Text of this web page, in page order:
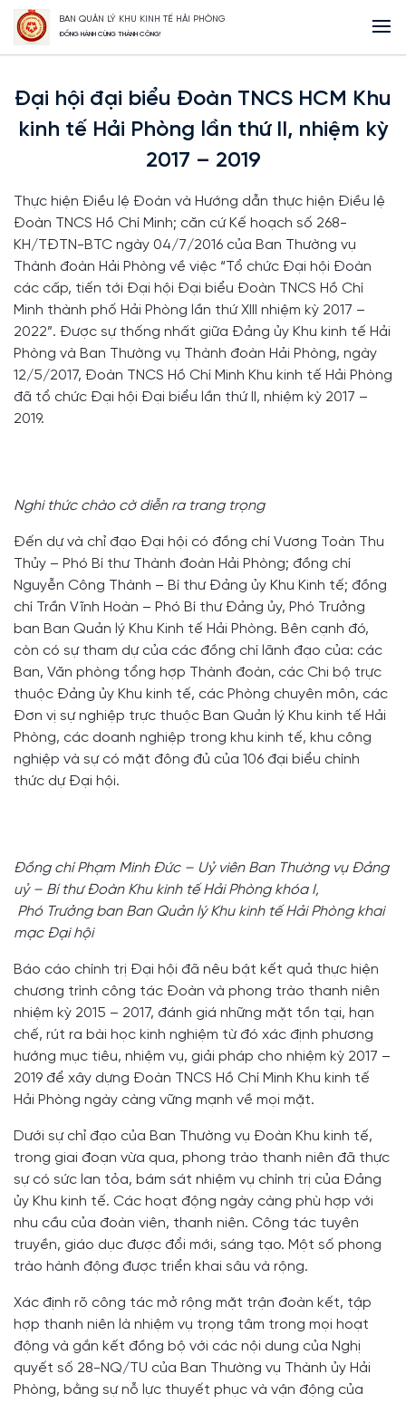
BAN QUẢN LÝ KHU KINH TẾ HẢI PHÒNG
ĐỒNG HÀNH CÙNG THÀNH CÔNG!
Trang Chủ
Đại hội đại biểu Đoàn TNCS HCM Khu kinh tế Hải Phòng lần
thứ II, nhiệm kỳ 2017 – 2019
Đại hội đại biểu Đoàn TNCS HCM Khu
kinh tế Hải Phòng lần thứ II, nhiệm kỳ
2017 – 2019
Thực hiện Điều lệ Đoàn và Hướng dẫn thực hiện Điều lệ
Đoàn TNCS Hồ Chí Minh; căn cứ Kế hoạch số 268-
KH/TĐTN-BTC ngày 04/7/2016 của Ban Thường vụ
Thành đoàn Hải Phòng về việc “Tổ chức Đại hội Đoàn
các cấp, tiến tới Đại hội Đại biểu Đoàn TNCS Hồ Chí
Minh thành phố Hải Phòng lần thứ XIII nhiệm kỳ 2017 –
2022”. Được sự thống nhất giữa Đảng ủy Khu kinh tế Hải
Phòng và Ban Thường vụ Thành đoàn Hải Phòng, ngày
12/5/2017, Đoàn TNCS Hồ Chí Minh Khu kinh tế Hải Phòng
đã tổ chức Đại hội Đại biểu lần thứ II, nhiệm kỳ 2017 –
2019.
Nghi thức chào cờ diễn ra trang trọng
Đến dự và chỉ đạo Đại hội có đồng chí Vương Toàn Thu
Thủy – Phó Bí thư Thành đoàn Hải Phòng; đồng chí
Nguyễn Công Thành – Bí thư Đảng ủy Khu Kinh tế; đồng
chí Trần Vĩnh Hoàn – Phó Bí thư Đảng ủy, Phó Trưởng
ban Ban Quản lý Khu Kinh tế Hải Phòng. Bên cạnh đó,
còn có sự tham dự của các đồng chí lãnh đạo của: các
Ban, Văn phòng tổng hợp Thành đoàn, các Chi bộ trực
thuộc Đảng ủy Khu kinh tế, các Phòng chuyên môn, các
Đơn vị sự nghiệp trực thuộc Ban Quản lý Khu kinh tế Hải
Phòng, các doanh nghiệp trong khu kinh tế, khu công
nghiệp và sự có mặt đông đủ của 106 đại biểu chính
thức dự Đại hội.
Đồng chí Phạm Minh Đức – Uỷ viên Ban Thường vụ Đảng
uỷ – Bí thư Đoàn Khu kinh tế Hải Phòng khóa I,
Phó Trưởng ban Ban Quản lý Khu kinh tế Hải Phòng khai
mạc Đại hội
Báo cáo chính trị Đại hội đã nêu bật kết quả thực hiện
chương trình công tác Đoàn và phong trào thanh niên
nhiệm kỳ 2015 – 2017, đánh giá những mặt tồn tại, hạn
chế, rút ra bài học kinh nghiệm từ đó xác định phương
hướng mục tiêu, nhiệm vụ, giải pháp cho nhiệm kỳ 2017 –
2019 để xây dựng Đoàn TNCS Hồ Chí Minh Khu kinh tế
Hải Phòng ngày càng vững mạnh về mọi mặt.
Dưới sự chỉ đạo của Ban Thường vụ Đoàn Khu kinh tế,
trong giai đoạn vừa qua, phong trào thanh niên đã thực
sự có sức lan tỏa, bám sát nhiệm vụ chính trị của Đảng
ủy Khu kinh tế. Các hoạt động ngày càng phù hợp với
nhu cầu của đoàn viên, thanh niên. Công tác tuyên
truyền, giáo dục được đổi mới, sáng tạo. Một số phong
trào hành động được triển khai sâu và rộng.
Xác định rõ công tác mở rộng mặt trận đoàn kết, tập
hợp thanh niên là nhiệm vụ trọng tâm trong mọi hoạt
động và gắn kết đồng bộ với các nội dung của Nghị
quyết số 28-NQ/TU của Ban Thường vụ Thành ủy Hải
Phòng, bằng sự nỗ lực thuyết phục và vận động của